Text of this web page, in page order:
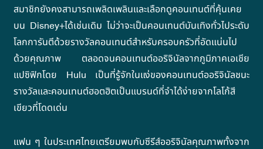
สมาชิกยังคงสามารถเพลิดเพลินและเลือกดูคอนเทนต์ที่คุ้นเคย
บน Disney+ได้เช่นเดิม ไม่ว่าจะเป็นคอนเทนต์บันเทิงทั่วไประดับ
โลกการันตีด้วยรางวัลคอนเทนต์สำหรับครอบครัวที่อัดแน่นไป
ด้วยคุณภาพ ตลอดจนคอนเทนต์ออริจินัลจากภูมิภาคเอเชีย
แปซิฟิกโดย Hulu เป็นที่รู้จักในแง่ของคอนเทนต์ออริจินัลชนะ
รางวัลและคอนเทนต์ฮอตฮิตเป็นแบรนด์ที่จำได้ง่ายจากโลโก้สี
เขียวที่โดดเด่น
แฟน ๆ ในประเทศไทยเตรียมพบกับซีรีส์ออริจินัลคุณภาพทั้งจาก